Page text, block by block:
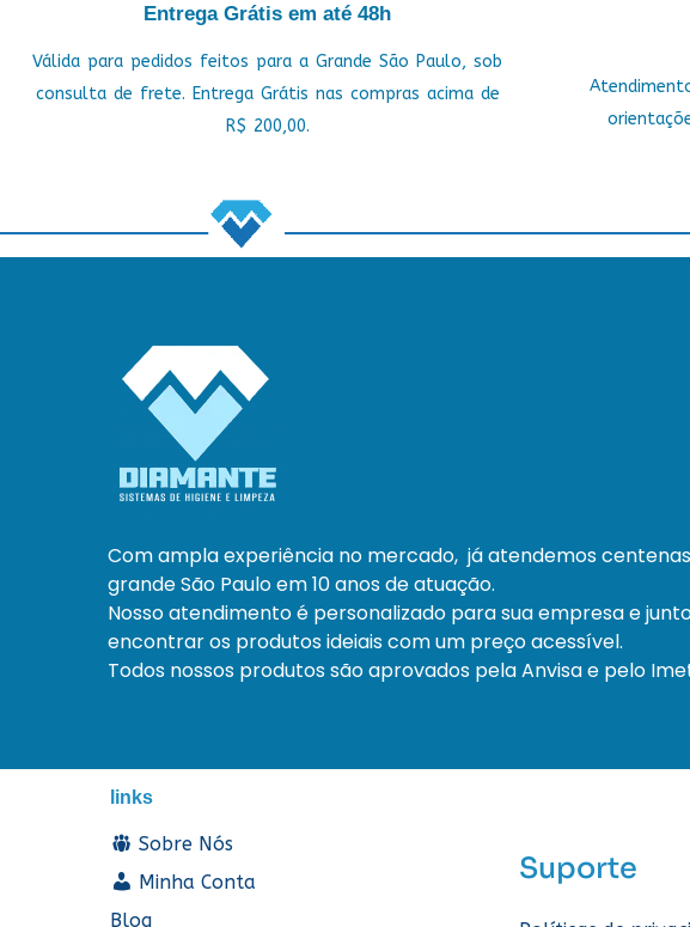
Entrega Grátis em até 48h
Válida para pedidos feitos para a Grande São Paulo, sob
consulta de frete. Entrega Grátis nas compras acima de
R$ 200,00.
Com ampla experiência no mercado, já atendemos
grande São Paulo em 10 anos de atuação.
Nosso atendimento é personalizado para sua empresa e
encontrar os produtos ideiais com um preço acessível.
Todos nossos produtos são aprovados pela Anvisa e pelo
links
Sobre Nós
Minha Conta
Blog
Suporte